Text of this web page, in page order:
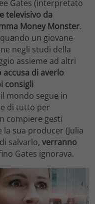
Gates (interpretato
televisivo da
Money Monster.
un giovane
negli studi della
assieme ad altri
di averlo
consigli
mondo segue in
di tutto per
compiere gesti
sua producer (Julia
salvarlo, verranno
Gates ignorava.